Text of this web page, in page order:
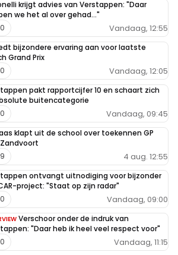
krijgt advies van Verstappen: "Daar
we het al over gehad..."
Vandaag, 12:55
0
bijzondere ervaring aan voor laatste
Grand Prix
Vandaag, 12:05
0
pakt rapportcijfer 10 en schaart zich
buitencategorie
Vandaag, 09:45
0
klapt uit de school over toekennen GP
4 aug. 12:55
9
ontvangt uitnodiging voor bijzonder
project: "Staat op zijn radar"
Vandaag, 09:00
0
Verschoor onder de indruk van
"Daar heb ik heel veel respect voor"
Vandaag, 11:15
0